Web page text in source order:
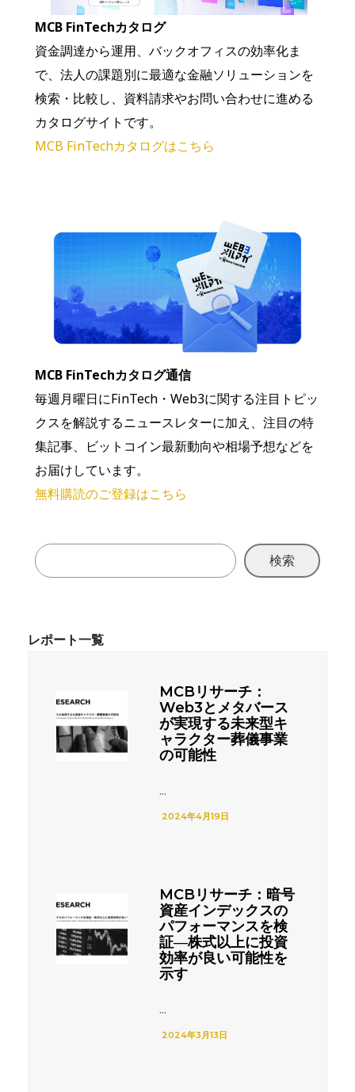
MCB FinTechカタログ
資金調達から運用、バックオフィスの効率化ま
で、法人の課題別に最適な金融ソリューションを
検索・比較し、資料請求やお問い合わせに進める
カタログサイトです。
MCB FinTechカタログはこちら
MCB FinTechカタログ通信
毎週月曜日にFinTech・Web3に関する注目トピッ
クスを解説するニュースレターに加え、注目の特
集記事、ビットコイン最新動向や相場予想などを
お届けしています。
無料購読のご登録はこちら
検索
MCBリサーチ：
Web3とメタバース
が実現する未来型キ
ャラクター葬儀事業
の可能性
...
2024年4月19日
MCBリサーチ：暗号
資産インデックスの
パフォーマンスを検
証―株式以上に投資
効率が良い可能性を
示す
...
2024年3月13日